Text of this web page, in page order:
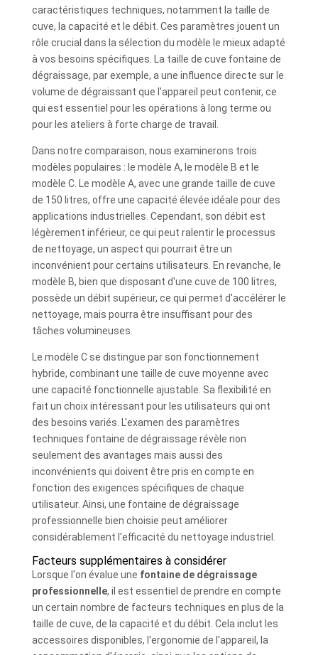
caractéristiques techniques, notamment la taille de
cuve, la capacité et le débit. Ces paramètres jouent un
rôle crucial dans la sélection du modèle le mieux adapté
à vos besoins spécifiques. La taille de cuve fontaine de
dégraissage, par exemple, a une influence directe sur le
volume de dégraissant que l'appareil peut contenir, ce
qui est essentiel pour les opérations à long terme ou
pour les ateliers à forte charge de travail.
Dans notre comparaison, nous examinerons trois
modèles populaires : le modèle A, le modèle B et le
modèle C. Le modèle A, avec une grande taille de cuve
de 150 litres, offre une capacité élevée idéale pour des
applications industrielles. Cependant, son débit est
légèrement inférieur, ce qui peut ralentir le processus
de nettoyage, un aspect qui pourrait être un
inconvénient pour certains utilisateurs. En revanche, le
modèle B, bien que disposant d'une cuve de 100 litres,
possède un débit supérieur, ce qui permet d'accélérer le
nettoyage, mais pourra être insuffisant pour des
tâches volumineuses.
Le modèle C se distingue par son fonctionnement
hybride, combinant une taille de cuve moyenne avec
une capacité fonctionnelle ajustable. Sa flexibilité en
fait un choix intéressant pour les utilisateurs qui ont
des besoins variés. L'examen des paramètres
techniques fontaine de dégraissage révèle non
seulement des avantages mais aussi des
inconvénients qui doivent être pris en compte en
fonction des exigences spécifiques de chaque
utilisateur. Ainsi, une fontaine de dégraissage
professionnelle bien choisie peut améliorer
considérablement l'efficacité du nettoyage industriel.
Facteurs supplémentaires à considérer
Lorsque l'on évalue une fontaine de dégraissage
professionnelle, il est essentiel de prendre en compte
un certain nombre de facteurs techniques en plus de la
taille de cuve, de la capacité et du débit. Cela inclut les
accessoires disponibles, l'ergonomie de l'appareil, la